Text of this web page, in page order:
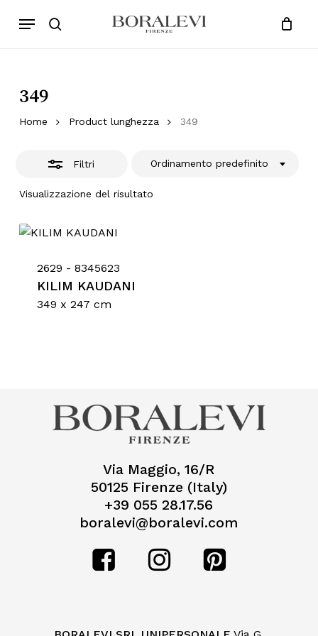
Products
search
Menu
Cart Close
Go To Shop
349
Home Product lunghezza 349
Filtri
Visualizzazione del risultato
Ordinamento predefinito
Chiudi
2629 - 8345623
KILIM KAUDANI
349 x 247 cm
Via Maggio, 16/R
50125 Firenze (Italy)
+39 055 28.17.56
boralevi@boralevi.com